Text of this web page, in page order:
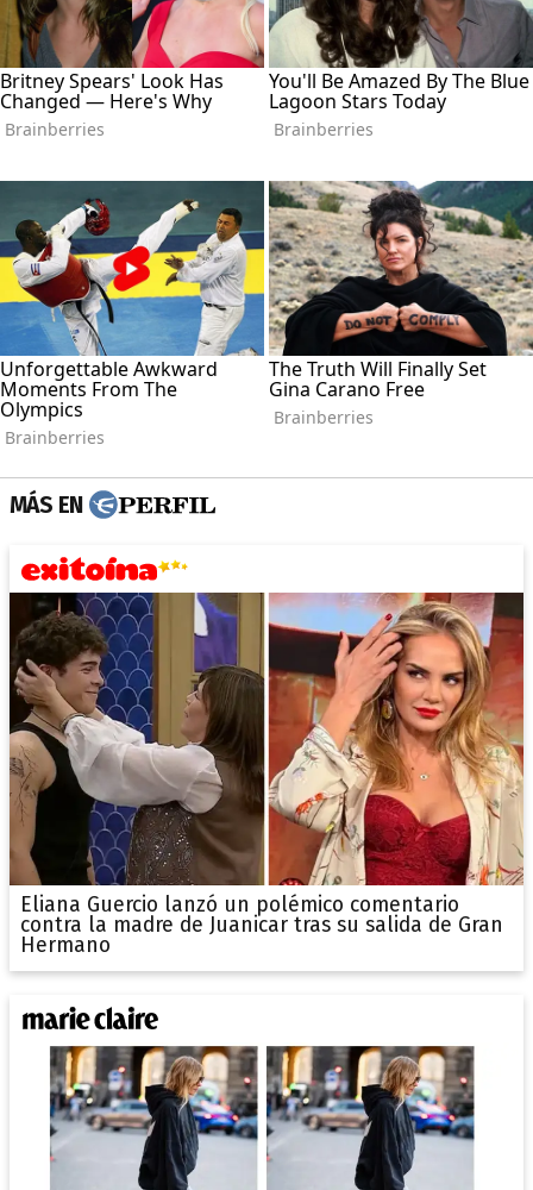
MÁS EN
Eliana Guercio lanzó un polémico comentario
contra la madre de Juanicar tras su salida de Gran
Hermano